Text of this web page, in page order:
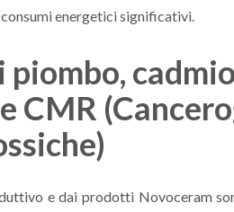
energetici significativi.
piombo,
CMR
e dai prodotti Novoceram